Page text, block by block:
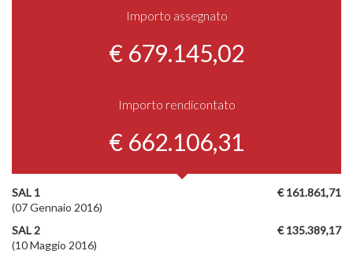
Importo assegnato
€ 679.145,02
Importo rendicontato
€ 662.106,31
€ 161.861,71
SAL 1
(07 Gennaio 2016)
€ 135.389,17
SAL 2
(10 Maggio 2016)